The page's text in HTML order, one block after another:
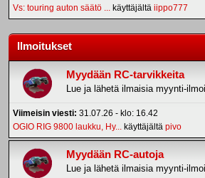
Vs: touring auton säätö ... käyttäjältä iippo777
Ilmoitukset
Myydään RC-tarvikkeita
Lue ja lähetä ilmaisia myynti-
Viimeisin viesti: 31.07.26 - klo: 16.42
OGIO RIG 9800 laukku, Hy... käyttäjältä pivo
Myydään RC-autoja
Lue ja lähetä ilmaisia myynti-